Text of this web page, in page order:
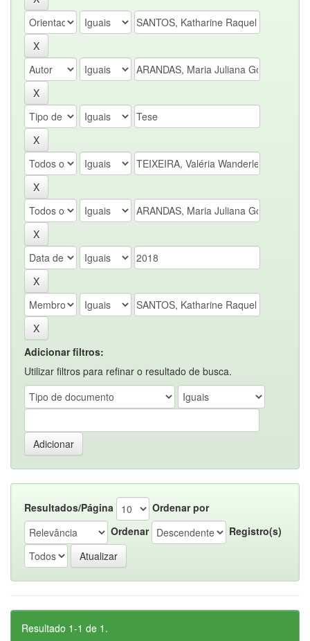
Adicionar filtros:
Utilizar filtros para refinar o resultado de busca.
Resultados/Página
Ordenar por
Ordenar
Registro(s)
Resultado 1-1 de 1.